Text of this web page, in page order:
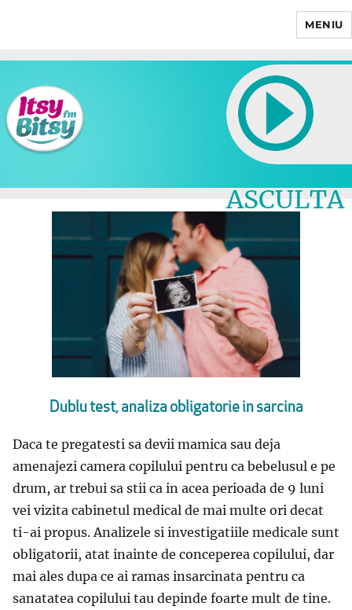
MENIU
ASCULTA
Dublu test, analiza obligatorie in sarcina
Daca te pregatesti sa devii mamica sau deja
amenajezi camera copilului pentru ca bebelusul e pe
drum, ar trebui sa stii ca in acea perioada de 9 luni
vei vizita cabinetul medical de mai multe ori decat
ti-ai propus. Analizele si investigatiile medicale sunt
obligatorii, atat inainte de conceperea copilului, dar
mai ales dupa ce ai ramas insarcinata pentru ca
sanatatea copilului tau depinde foarte mult de tine.